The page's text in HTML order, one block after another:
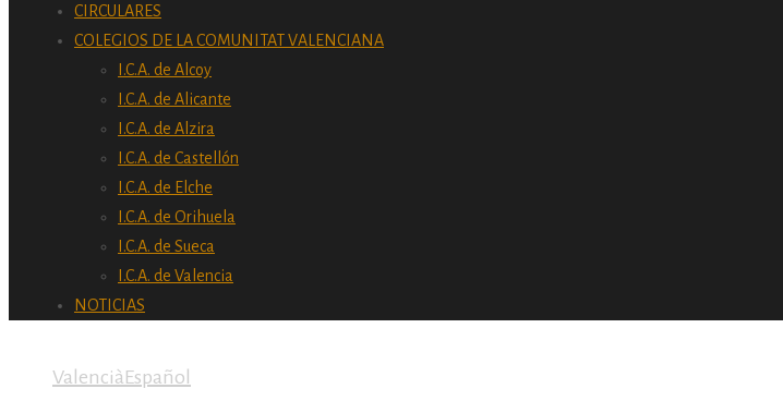
CIRCULARES
COLEGIOS DE LA COMUNITAT VALENCIANA
I.C.A. de Alcoy
I.C.A. de Alicante
I.C.A. de Alzira
I.C.A. de Castellón
I.C.A. de Elche
I.C.A. de Orihuela
I.C.A. de Sueca
I.C.A. de Valencia
NOTICIAS
ValenciàEspañol